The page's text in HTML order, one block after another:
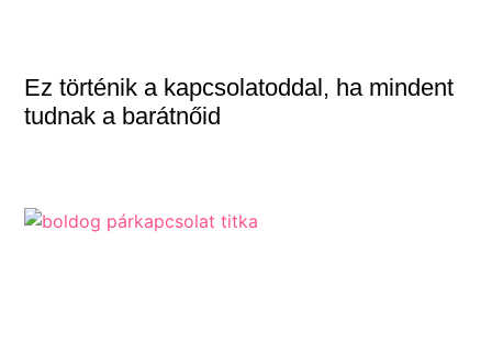
Ez történik a kapcsolatoddal, ha mindent
tudnak a barátnőid